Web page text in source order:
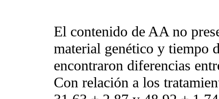
El contenido de AA no
material genético y tiempo
encontraron diferencias
Con relación a los